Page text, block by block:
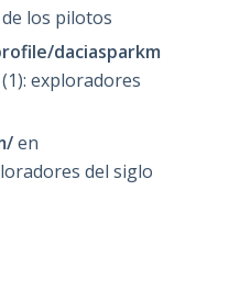
los pilotos
daciasparkm
exploradores
en
del siglo